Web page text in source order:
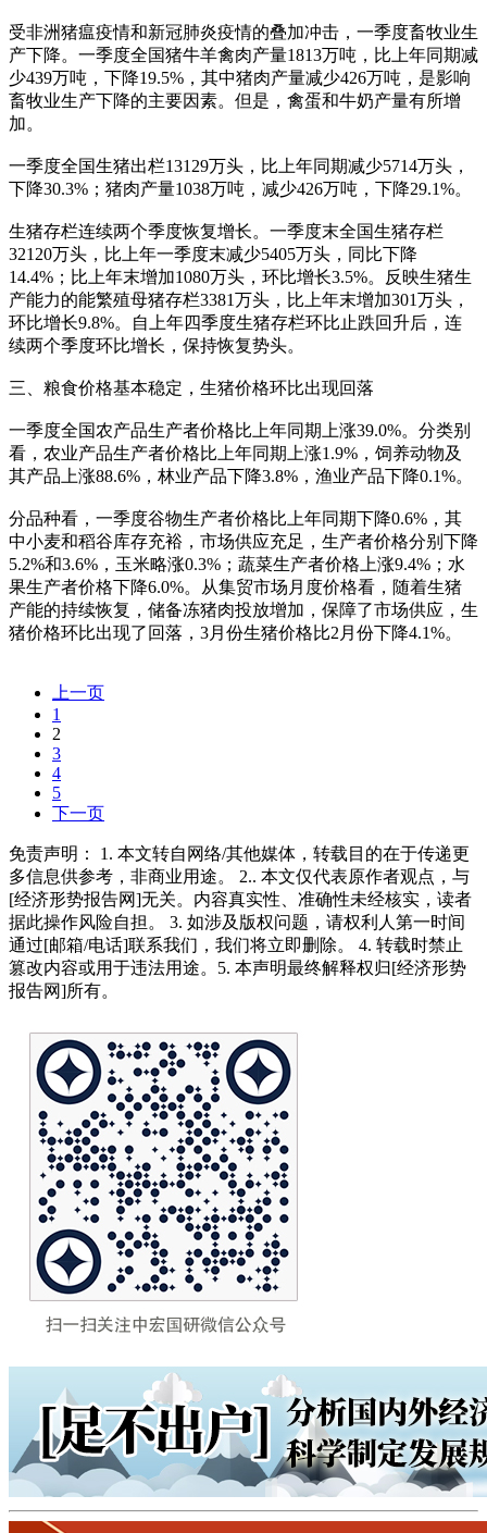
受非洲猪瘟疫情和新冠肺炎疫情的叠加冲击，一季度畜牧业生
产下降。一季度全国猪牛羊禽肉产量1813万吨，比上年同期减
少439万吨，下降19.5%，其中猪肉产量减少426万吨，是影响
畜牧业生产下降的主要因素。但是，禽蛋和牛奶产量有所增
加。
一季度全国生猪出栏13129万头，比上年同期减少5714万头，
下降30.3%；猪肉产量1038万吨，减少426万吨，下降29.1%。
生猪存栏连续两个季度恢复增长。一季度末全国生猪存栏
32120万头，比上年一季度末减少5405万头，同比下降
14.4%；比上年末增加1080万头，环比增长3.5%。反映生猪生
产能力的能繁殖母猪存栏3381万头，比上年末增加301万头，
环比增长9.8%。自上年四季度生猪存栏环比止跌回升后，连
续两个季度环比增长，保持恢复势头。
三、粮食价格基本稳定，生猪价格环比出现回落
一季度全国农产品生产者价格比上年同期上涨39.0%。分类别
看，农业产品生产者价格比上年同期上涨1.9%，饲养动物及
其产品上涨88.6%，林业产品下降3.8%，渔业产品下降0.1%。
分品种看，一季度谷物生产者价格比上年同期下降0.6%，其
中小麦和稻谷库存充裕，市场供应充足，生产者价格分别下降
5.2%和3.6%，玉米略涨0.3%；蔬菜生产者价格上涨9.4%；水
果生产者价格下降6.0%。从集贸市场月度价格看，随着生猪
产能的持续恢复，储备冻猪肉投放增加，保障了市场供应，生
猪价格环比出现了回落，3月份生猪价格比2月份下降4.1%。
上一页
1
2
3
4
5
下一页
免责声明： 1. 本文转自网络/其他媒体，转载目的在于传递更
多信息供参考，非商业用途。 2.. 本文仅代表原作者观点，与
[经济形势报告网]无关。内容真实性、准确性未经核实，读者
据此操作风险自担。 3. 如涉及版权问题，请权利人第一时间
通过[邮箱/电话]联系我们，我们将立即删除。 4. 转载时禁止
篡改内容或用于违法用途。5. 本声明最终解释权归[经济形势
报告网]所有。